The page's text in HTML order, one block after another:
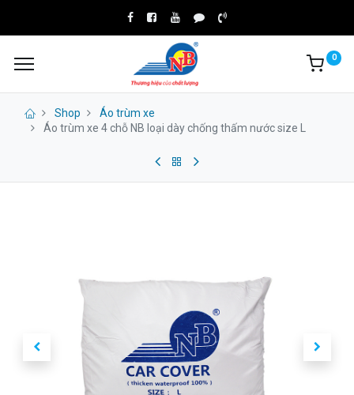
0
Shop
Áo trùm xe
Áo trùm xe 4 chỗ NB loại dày chống thấm nước size L